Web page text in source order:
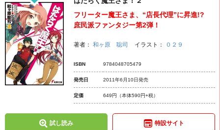
フリーター魔王さま、“店長代理”に昇進!?
庶民派ファンタジー第2弾！
著者： 和ヶ原 聡司 イラスト： ０２９
ISBN 9784048705479
発売日 2011年6月10日発売
定価 649円 （本体590円+税）
試し読み 特設サイト